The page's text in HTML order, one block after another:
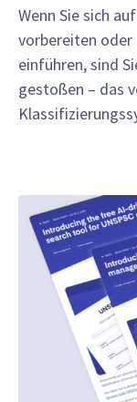
Wenn Sie sich
vorbereiten oder
einführen, sind
gestoßen – das